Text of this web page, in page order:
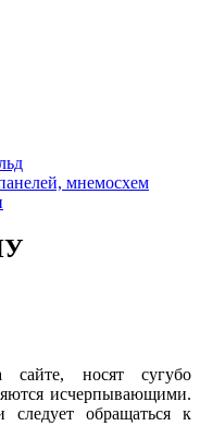
мнемосхем
сайте, носят сугубо
исчерпывающими.
обращаться к